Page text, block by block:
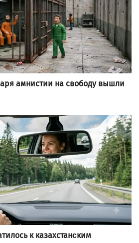
амнистии на свободу вышли
к казахстанcким